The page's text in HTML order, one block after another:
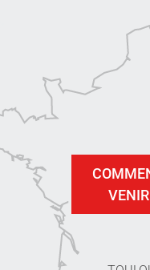
VENIR